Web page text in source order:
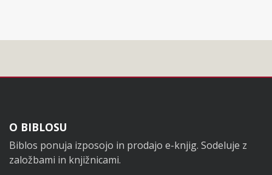
Noga
O BIBLOSU
Biblos ponuja izposojo in prodajo e-knjig. Sodeluje z
založbami in knjižnicami.